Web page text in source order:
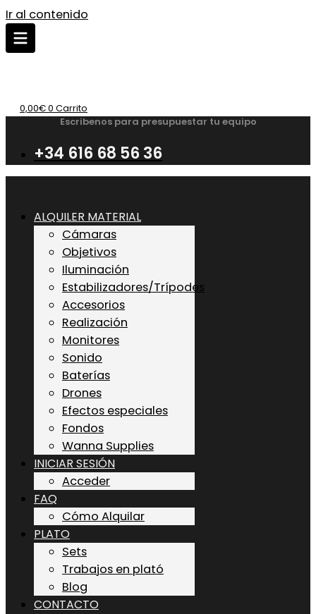
Ir al contenido
0,00€0 Carrito
Escribenos para presupuestar tu equipo
+34 616 68 56 36
ALQUILER MATERIAL
Cámaras
Objetivos
Iluminación
Estabilizadores/Trípodes
Accesorios
Realización
Monitores
Sonido
Baterías
Drones
Efectos especiales
Fondos
Wanna Supplies
INICIAR SESIÓN
Acceder
FAQ
Cómo Alquilar
PLATO
Sets
Trabajos en plató
Blog
CONTACTO